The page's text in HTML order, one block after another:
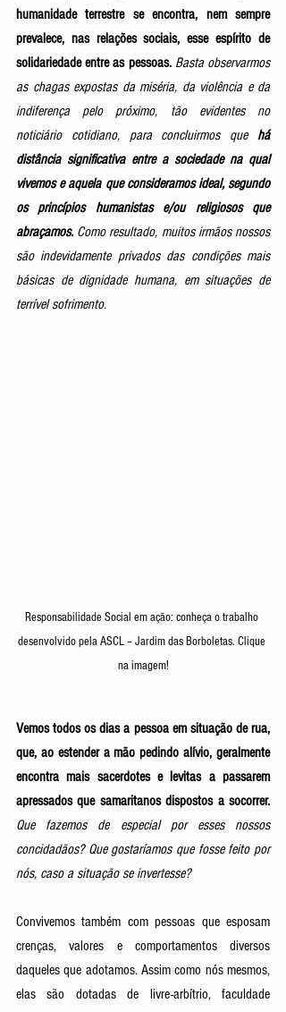
humanidade terrestre se encontra, nem sempre
prevalece, nas relações sociais, esse espírito de
solidariedade entre as pessoas. Basta observarmos
as chagas expostas da miséria, da violência e da
indiferença pelo próximo, tão evidentes no
noticiário cotidiano, para concluirmos que há
distância significativa entre a sociedade na qual
vivemos e aquela que consideramos ideal, segundo
os princípios humanistas e/ou religiosos que
abraçamos. Como resultado, muitos irmãos nossos
são indevidamente privados das condições mais
básicas de dignidade humana, em situações de
terrível sofrimento.
Responsabilidade Social em ação: conheça o trabalho
desenvolvido pela ASCL – Jardim das Borboletas. Clique
na imagem!
Vemos todos os dias a pessoa em situação de rua,
que, ao estender a mão pedindo alívio, geralmente
encontra mais sacerdotes e levitas a passarem
apressados que samaritanos dispostos a socorrer.
Que fazemos de especial por esses nossos
concidadãos? Que gostaríamos que fosse feito por
nós, caso a situação se invertesse?
Convivemos também com pessoas que esposam
crenças, valores e comportamentos diversos
daqueles que adotamos. Assim como nós mesmos,
elas são dotadas de livre-arbítrio, faculdade